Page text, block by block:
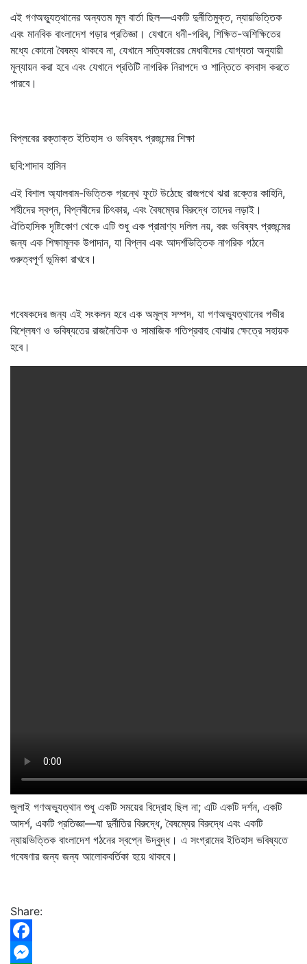
এই গণঅভ্যুত্থানের অন্যতম মূল বার্তা ছিল—একটি দুর্নীতিমুক্ত, ন্যায়ভিত্তিক
এবং মানবিক বাংলাদেশ গড়ার প্রতিজ্ঞা। যেখানে ধনী-গরিব, শিক্ষিত-অশিক্ষিতের
মধ্যে কোনো বৈষম্য থাকবে না, যেখানে সত্যিকারের মেধাবীদের যোগ্যতা অনুযায়ী
মূল্যায়ন করা হবে এবং যেখানে প্রতিটি নাগরিক নিরাপদে ও শান্তিতে বসবাস করতে
পারবে।
বিপ্লবের রক্তাক্ত ইতিহাস ও ভবিষ্যৎ প্রজন্মের শিক্ষা
ছবি:শাদাব হাসিন
এই বিশাল অ্যালবাম-ভিত্তিক গ্রন্থে ফুটে উঠেছে রাজপথে ঝরা রক্তের কাহিনি,
শহীদের স্বপ্ন, বিপ্লবীদের চিৎকার, এবং বৈষম্যের বিরুদ্ধে তাদের লড়াই।
ঐতিহাসিক দৃষ্টিকোণ থেকে এটি শুধু এক প্রামাণ্য দলিল নয়, বরং ভবিষ্যৎ প্রজন্মের
জন্য এক শিক্ষামূলক উপাদান, যা বিপ্লব এবং আদর্শভিত্তিক নাগরিক গঠনে
গুরুত্বপূর্ণ ভূমিকা রাখবে।
গবেষকদের জন্য এই সংকলন হবে এক অমূল্য সম্পদ, যা গণঅভ্যুত্থানের গভীর
বিশ্লেষণ ও ভবিষ্যতের রাজনৈতিক ও সামাজিক গতিপ্রবাহ বোঝার ক্ষেত্রে সহায়ক
হবে।
জুলাই গণঅভ্যুত্থান শুধু একটি সময়ের বিদ্রোহ ছিল না; এটি একটি দর্শন, একটি
আদর্শ, একটি প্রতিজ্ঞা—যা দুর্নীতির বিরুদ্ধে, বৈষম্যের বিরুদ্ধে এবং একটি
ন্যায়ভিত্তিক বাংলাদেশ গঠনের স্বপ্নে উদ্বুদ্ধ। এ সংগ্রামের ইতিহাস ভবিষ্যতে
গবেষণার জন্য জন্য আলোকবর্তিকা হয়ে থাকবে।
Share:
Facebook